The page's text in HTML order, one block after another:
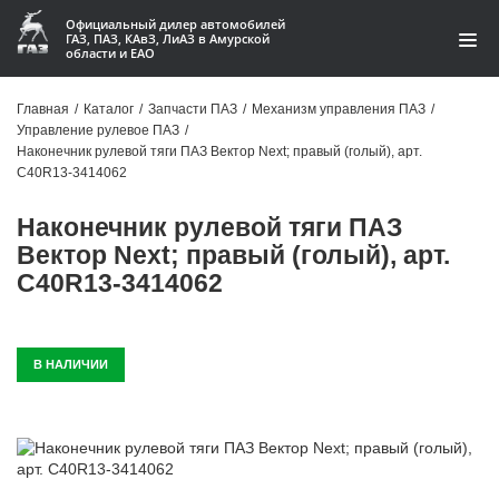
Официальный дилер автомобилей
ГАЗ, ПАЗ, КАвЗ, ЛиАЗ в Амурской
области и ЕАО
Акции
Контакты
Доставка
Гарантии
Автомобили
Главная / Каталог / Запчасти ПАЗ / Механизм управления ПАЗ /
Управление рулевое ПАЗ /
Наконечник рулевой тяги ПАЗ Вектор Next; правый (голый), арт.
C40R13-3414062
Наконечник рулевой тяги ПАЗ
Вектор Next; правый (голый), арт.
C40R13-3414062
В НАЛИЧИИ